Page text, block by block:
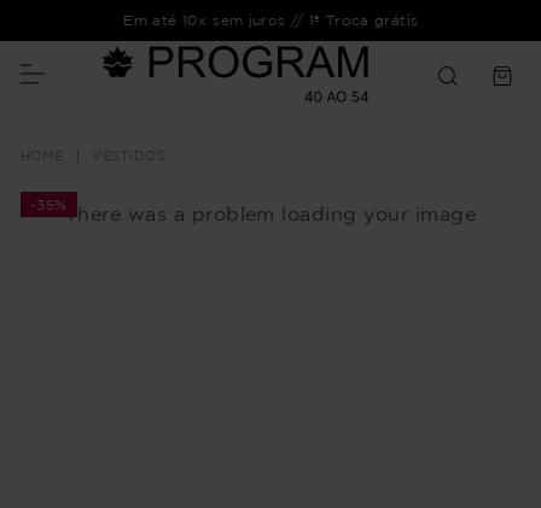
Em até 10x sem juros // 1ª Troca grátis
VESTIDOS
There was a problem loading your image
-35%